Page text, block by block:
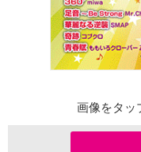
画像をタッ